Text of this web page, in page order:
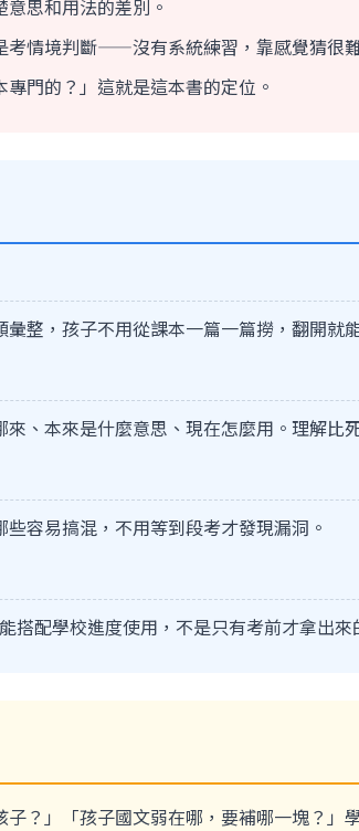
思和用法的差別。
情境判斷——沒有系統練習，靠感覺猜很
門的？」這就是這本書的定位。
整，孩子不用從課本一篇一篇撈，翻開就
來、本來是什麼意思、現在怎麼用。理解比
容易搞混，不用等到段考才發現漏洞。
搭配學校進度使用，不是只有考前才拿出來
？」「孩子國文弱在哪，要補哪一塊？」